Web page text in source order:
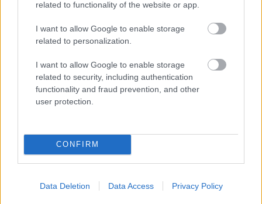
related to functionality of the website or app.
I want to allow Google to enable storage
related to personalization.
I want to allow Google to enable storage
related to security, including authentication
functionality and fraud prevention, and other
user protection.
CONFIRM
Data Deletion Data Access Privacy Policy
Môj dom 07-08/2026